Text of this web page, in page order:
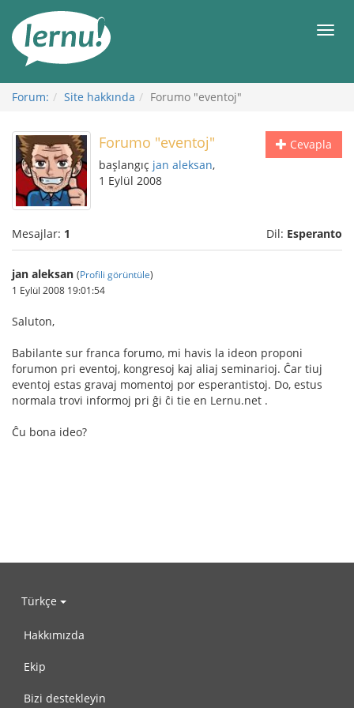
Görüntüleme
Forum: Site hakkında Forumo "eventoj"
Cevapla
Forumo "eventoj"
başlangıç jan aleksan,
1 Eylül 2008
Mesajlar: 1 Dil: Esperanto
jan aleksan (Profili görüntüle)
1 Eylül 2008 19:01:54
Saluton,
Babilante sur franca forumo, mi havis la ideon proponi
forumon pri eventoj, kongresoj kaj aliaj seminarioj. Ĉar tiuj
eventoj estas gravaj momentoj por esperantistoj. Do, estus
normala trovi informoj pri ĝi ĉi tie en Lernu.net .
Ĉu bona ideo?
Türkçe
Hakkımızda
Ekip
Bizi destekleyin